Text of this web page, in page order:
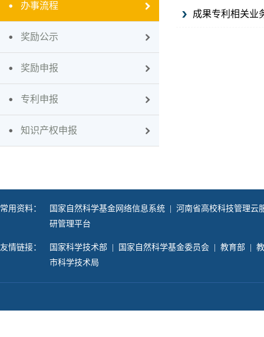
办事流程
奖励公示
奖励申报
专利申报
知识产权申报
成果专利相关业
常用资料： 国家自然科学基金网络信息系统
河南省高校科技管理
研管理平台
友情链接： 国家科学技术部 国家自然科学基金委员会 教育部
市科学技术局